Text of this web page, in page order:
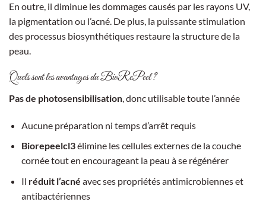
En outre, il diminue les dommages causés par les rayons UV,
la pigmentation ou l’acné. De plus, la puissante stimulation
des processus biosynthétiques restaure la structure de la
peau.
Quels sont les avantages du BioRePeel ?
Pas de photosensibilisation , donc utilisable toute l’année
Aucune préparation ni temps d’arrêt requis
Biorepeelcl3élimine les cellules externes de la couche
cornée tout en encourageant la peau à se régénérer
Il réduit l’acné avec ses propriétés antimicrobiennes et
antibactériennes